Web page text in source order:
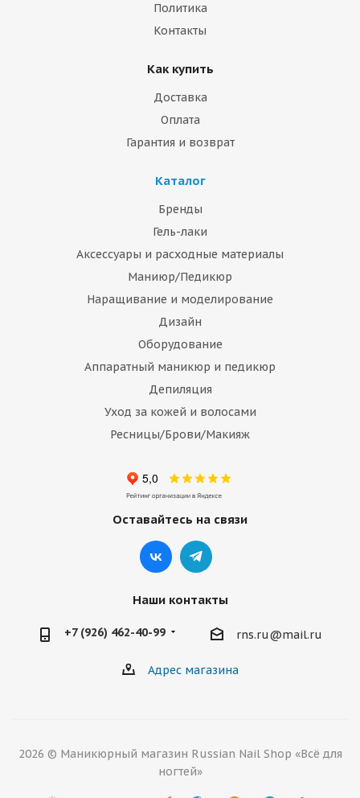
Политика
Контакты
Как купить
Доставка
Оплата
Гарантия и возврат
Каталог
Бренды
Гель-лаки
Аксессуары и расходные материалы
Маниюр/Педикюр
Наращивание и моделирование
Дизайн
Оборудование
Аппаратный маникюр и педикюр
Депиляция
Уход за кожей и волосами
Ресницы/Брови/Макияж
Оставайтесь на связи
Наши контакты
+7 (926) 462-40-99 rns.ru@mail.ru
Адрес магазина
2026 © Маникюрный магазин Russian Nail Shop «Всё для
ногтей»